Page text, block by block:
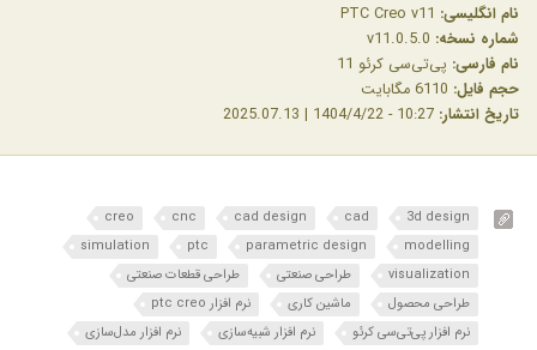
نام انگلیسی:
شماره نسخه:
نام فارسی: پی‌تی‌سی کرئو 11
حجم فایل:
تاریخ انتشار:
3d design
cad
cad design
cnc
creo
modelling
parametric design
ptc
simulation
visualization
طراحی صنعتی
طراحی قطعات صنعتی
طراحی محصول
ماشین کاری
نرم افزار ptc creo
نرم افزار پی‌تی‌سی کرئو
نرم افزار شبیه‌سازی
نرم افزار مدل‌سازی